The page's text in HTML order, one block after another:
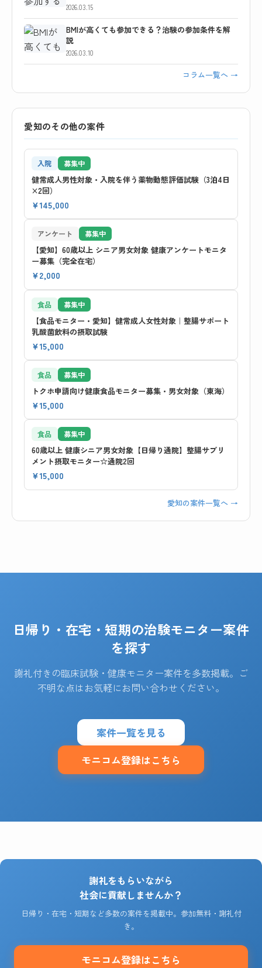
2026.03.15
BMIが高くても参加できる？治験の参加条件を解
説
2026.03.10
コラム一覧へ →
愛知のその他の案件
入院 募集中
健常成人男性対象・入院を伴う薬物動態評価試験（3泊4日
×2回）
¥145,000
アンケート 募集中
【愛知】60歳以上 シニア男女対象 健康アンケートモニタ
ー募集（完全在宅）
¥2,000
食品 募集中
【食品モニター・愛知】健常成人女性対象｜整腸サポート
乳酸菌飲料の摂取試験
¥15,000
食品 募集中
トクホ申請向け健康食品モニター募集・男女対象（東海）
¥15,000
食品 募集中
60歳以上 健康シニア男女対象【日帰り通院】整腸サプリ
メント摂取モニター☆通院2回
¥15,000
愛知の案件一覧へ →
日帰り・在宅・短期の治験モニター案件
を探す
謝礼付きの臨床試験・健康モニター案件を多数掲載。ご
不明な点はお気軽にお問い合わせください。
案件一覧を見る
モニコム登録はこちら
謝礼をもらいながら
社会に貢献しませんか？
日帰り・在宅・短期など多数の案件を掲載中。参加無料・謝礼付
き。
モニコム登録はこちら